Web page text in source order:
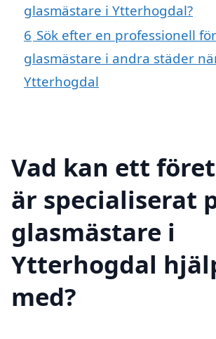
glasmästare i Ytterhogdal?
6 Sök efter en professionell för
glasmästare i andra städer
Ytterhogdal
Vad kan ett
är specialiserat
glasmästare i
Ytterhogdal
med?